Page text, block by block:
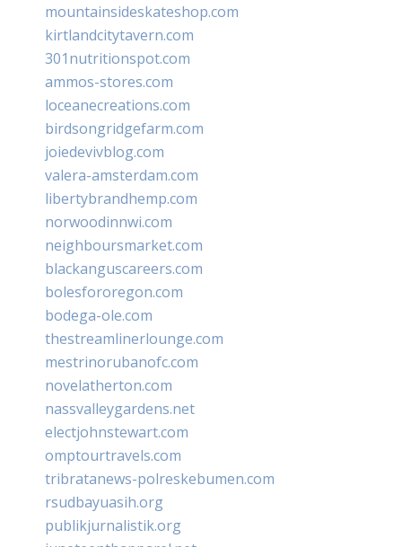
mountainsideskateshop.com
kirtlandcitytavern.com
301nutritionspot.com
ammos-stores.com
loceanecreations.com
birdsongridgefarm.com
joiedevivblog.com
valera-amsterdam.com
libertybrandhemp.com
norwoodinnwi.com
neighboursmarket.com
blackanguscareers.com
bolesfororegon.com
bodega-ole.com
thestreamlinerlounge.com
mestrinorubanofc.com
novelatherton.com
nassvalleygardens.net
electjohnstewart.com
omptourtravels.com
tribratanews-polreskebumen.com
rsudbayuasih.org
publikjurnalistik.org